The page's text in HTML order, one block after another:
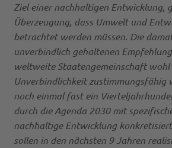
Ziel einer nachhaltigen Entwicklung,
Überzeugung, dass Umwelt und
betrachtet werden müssen. Die
unverbindlich gehaltenen
weltweite Staatengemeinschaft
Unverbindlichkeit zustimmungsfähig
noch einmal fast ein
durch die Agenda 2030 mit
nachhaltige Entwicklung
sollen in den nächsten 9 Jahren